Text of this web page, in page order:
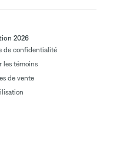
2026
de confidentialité
les témoins
de vente